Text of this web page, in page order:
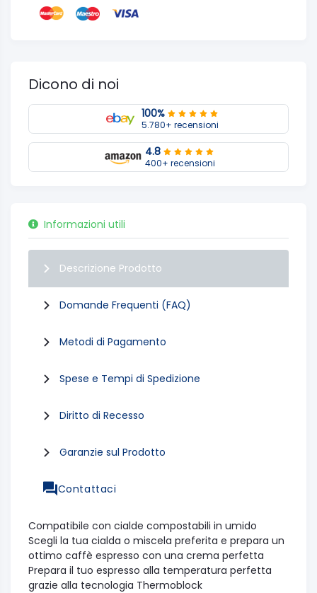
Dicono di noi
100%
5.780+ recensioni
4.8
400+ recensioni
Informazioni utili
Descrizione Prodotto
Domande Frequenti (FAQ)
Metodi di Pagamento
Spese e Tempi di Spedizione
Diritto di Recesso
Garanzie sul Prodotto
Contattaci
Compatibile con cialde compostabili in umido
Scegli la tua cialda o miscela preferita e prepara un
ottimo caffè espresso con una crema perfetta
Prepara il tuo espresso alla temperatura perfetta
grazie alla tecnologia Thermoblock